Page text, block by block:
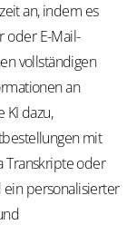
an, indem es
oder E-Mail-
vollständigen
an
KI dazu,
mit
Transkripte oder
personalisierter